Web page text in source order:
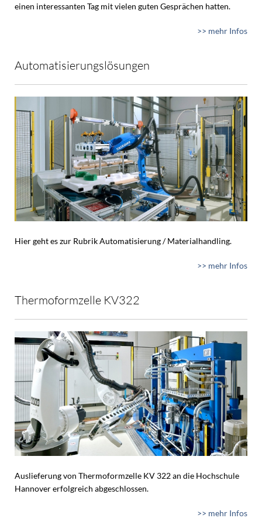
einen interessanten Tag mit vielen guten Gesprächen hatten.
>> mehr Infos
Automatisierungslösungen
Hier geht es zur Rubrik Automatisierung / Materialhandling.
>> mehr Infos
Thermoformzelle KV322
Auslieferung von Thermoformzelle KV 322 an die Hochschule
Hannover erfolgreich abgeschlossen.
>> mehr Infos